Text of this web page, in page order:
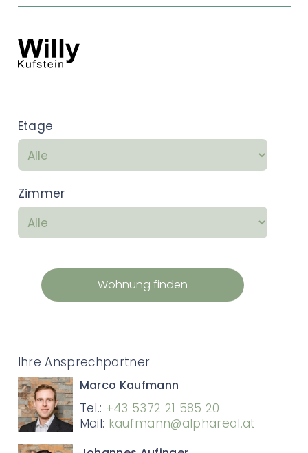
Etage
Zimmer
Wohnung finden
Ihre Ansprechpartner
Marco Kaufmann
Tel.: +43 5372 21 585 20
Mail: kaufmann@alphareal.at